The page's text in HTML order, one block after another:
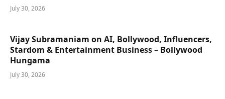
July 30, 2026
Vijay Subramaniam on AI, Bollywood, Influencers,
Stardom & Entertainment Business – Bollywood
Hungama
July 30, 2026